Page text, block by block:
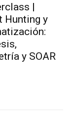
|
Hunting y
y SOAR